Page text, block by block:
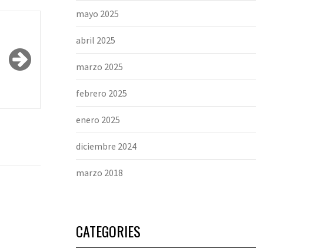
mayo 2025
abril 2025
marzo 2025
febrero 2025
enero 2025
diciembre 2024
marzo 2018
CATEGORIES